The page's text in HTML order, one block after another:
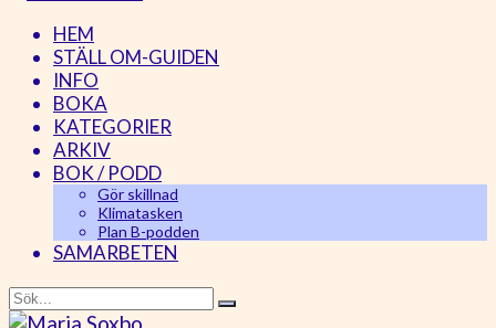
HEM
STÄLL OM-GUIDEN
INFO
BOKA
KATEGORIER
ARKIV
BOK / PODD
Gör skillnad
Klimatasken
Plan B-podden
SAMARBETEN